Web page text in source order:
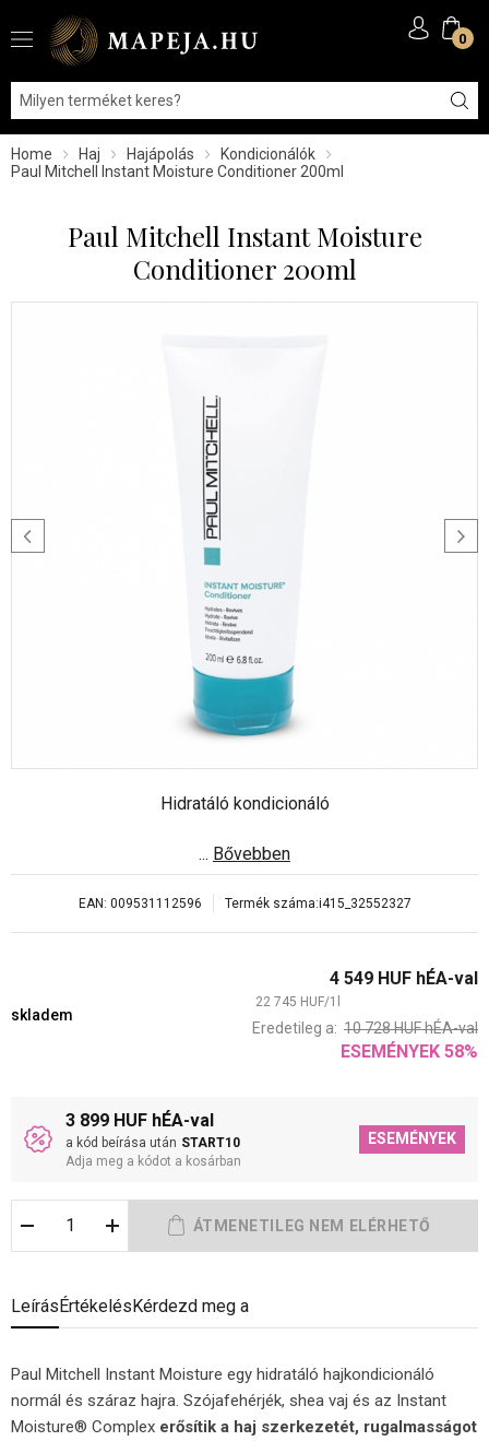
0
Home Haj Hajápolás
Kondicionálók
Paul Mitchell Instant Moisture Conditioner 200ml
Paul Mitchell Instant Moisture
Conditioner 200ml
Hidratáló kondicionáló
... Bővebben
EAN: 009531112596 Termék száma:i415_32552327
skladem
4 549 HUF hÉA-val
22 745 HUF/1
Eredetileg a: 10 728HUFhÉA-val
ESEMÉNYEK 58%
3 899 HUF hÉA-val
a kód beírása után START10
Adja meg a kódot a kosárban
ESEMÉNYEK
LeírásÉrtékelésKérdezd meg a
Paul Mitchell Instant Moisture egy hidratáló hajkondicionáló
normál és száraz hajra. Szójafehérjék, shea vaj és az Instant
Moisture® Complex erősítik a haj szerkezetét, rugalmasságot